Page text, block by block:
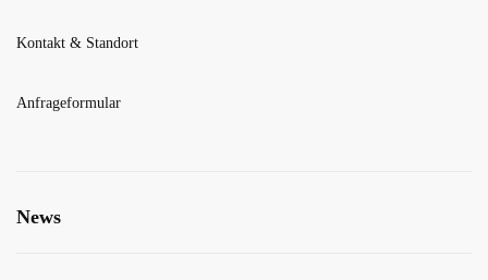
Kontakt & Standort
Anfrageformular
News